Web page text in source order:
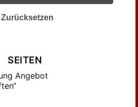
Zurücksetzen
SEITEN
Angebot